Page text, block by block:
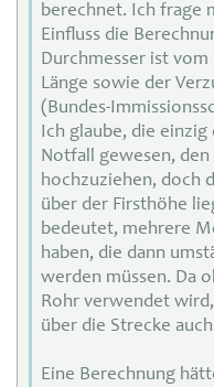
berechnet. Ich frage
Einfluss die
Durchmesser ist
Länge sowie der
(Bundes-
Ich glaube, die
Notfall gewesen,
hochzuziehen, doch
über der Firsthöhe
bedeutet, mehrere
haben, die dann
werden müssen. Da
Rohr verwendet
über die Strecke
Eine Berechnung